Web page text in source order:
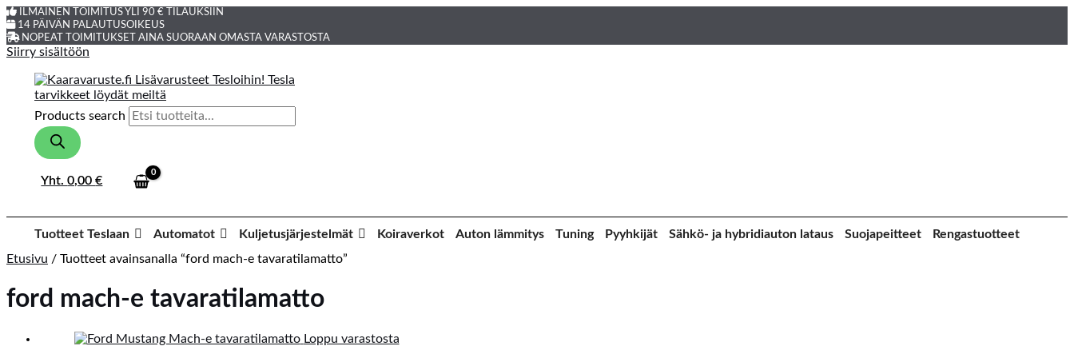
ILMAINEN TOIMITUS YLI 90 € TILAUKSIIN
14 PÄIVÄN PALAUTUSOIKEUS
NOPEAT TOIMITUKSET AINA SUORAAN OMASTA VARASTOSTA
Siirry sisältöön
Products search
Yht.0,00€
Tuotteet Teslaan Automatot Kuljetusjärjestelmät Koiraverkot Auton lämmitys Tuning Pyyhkijät Sähkö- ja hybridiauton lataus Suojapeitteet
Rengastuotteet
Etusivu / Tuotteet avainsanalla “ford mach-e tavaratilamatto”
ford mach-e tavaratilamatto
Loppu varastosta